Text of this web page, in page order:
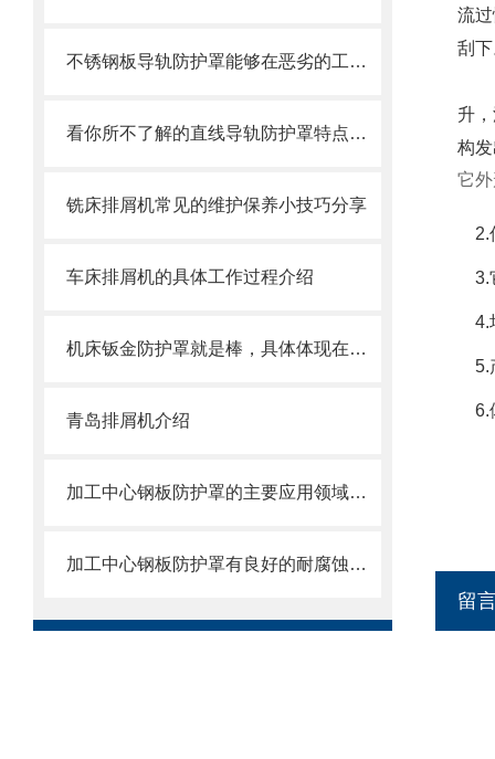
不锈钢板导轨防护罩能够在恶劣的工作环境中长期使用
看你所不了解的直线导轨防护罩特点介绍
铣床排屑机常见的维护保养小技巧分享
车床排屑机的具体工作过程介绍
机床钣金防护罩就是棒，具体体现在哪些方面呢
青岛排屑机介绍
加工中心钢板防护罩的主要应用领域和产品的主要特性
加工中心钢板防护罩有良好的耐腐蚀性，能在各种环境下长时间使用
流
刮
升
构
它
2.
3.
4.
5.
6.
留